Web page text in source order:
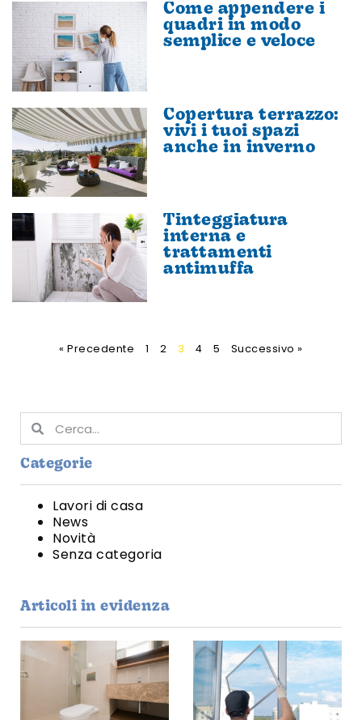
Come appendere i
quadri in modo
semplice e veloce
Copertura terrazzo:
vivi i tuoi spazi
anche in inverno
Tinteggiatura
interna e
trattamenti
antimuffa
« Precedente 1 2 3 4 5 Successivo »
Categorie
Lavori di casa
News
Novità
Senza categoria
Articoli in evidenza